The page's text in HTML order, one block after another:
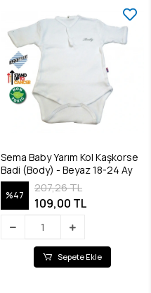
Sema Baby Yarım Kol Kaşkorse
Badi (Body) - Beyaz 18-24 Ay
%47
207,26 TL
109,00 TL
Sepete Ekle